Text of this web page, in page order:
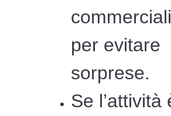
per evitare
sorprese.
Se l’attività